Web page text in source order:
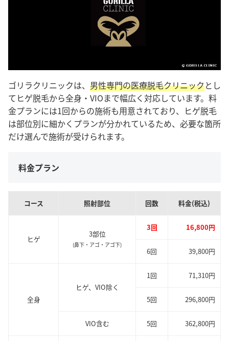
ゴリラクリニックは、 男性専門の医療脱毛クリニックとし
てヒゲ脱毛から全身・VIOまで幅広く対応しています。料
金プランには1回からの施術も用意されており、ヒゲ脱毛
は部位別に細かくプランが分かれているため、必要な箇所
だけ選んで施術が受けられます。
料金プラン
コース 照射部位 回数 料金(税込)
ヒゲ
3部位
(鼻下・アゴ・アゴ下)
3回 16,800円
6回 39,800円
全身
ヒゲ、VIO除く
1回 71,310円
5回 296,800円
VIO含む 5回 362,800円